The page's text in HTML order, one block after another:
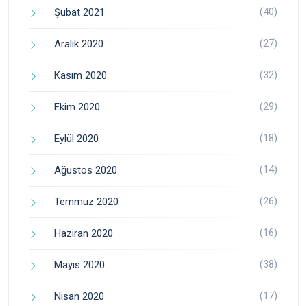
Şubat 2021 (40)
Aralık 2020 (27)
Kasım 2020 (32)
Ekim 2020 (29)
Eylül 2020 (18)
Ağustos 2020 (14)
Temmuz 2020 (26)
Haziran 2020 (16)
Mayıs 2020 (38)
Nisan 2020 (17)